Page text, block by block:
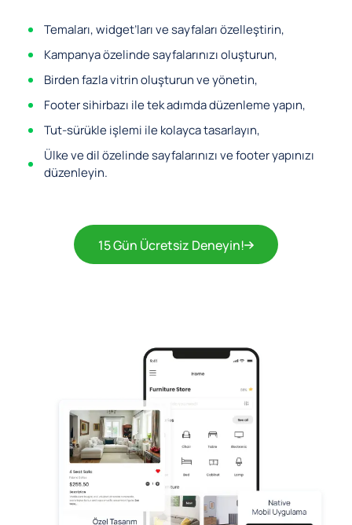
Temaları, widget’ları ve sayfaları özelleştirin,
Kampanya özelinde sayfalarınızı oluşturun,
Birden fazla vitrin oluşturun ve yönetin,
Footer sihirbazı ile tek adımda düzenleme yapın,
Tut-sürükle işlemi ile kolayca tasarlayın,
Ülke ve dil özelinde sayfalarınızı ve footer yapınızı
düzenleyin.
15 Gün Ücretsiz Deneyin!